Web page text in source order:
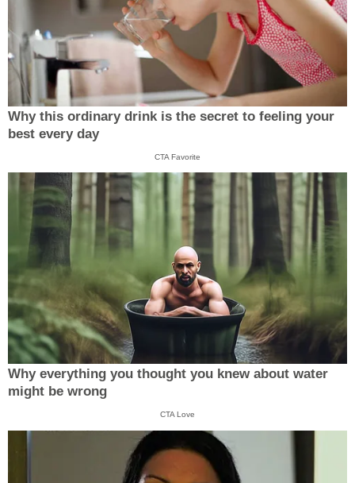
Why this ordinary drink is the secret to feeling your
best every day
CTA Favorite
Why everything you thought you knew about water
might be wrong
CTA Love